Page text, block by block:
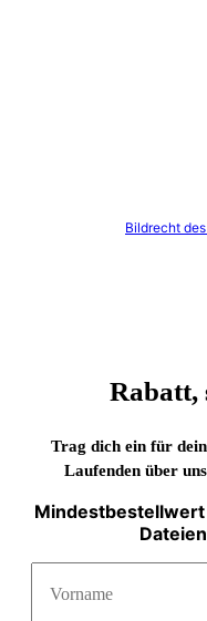
Bildrecht
Rabatt,
Trag dich ein für
Laufenden über